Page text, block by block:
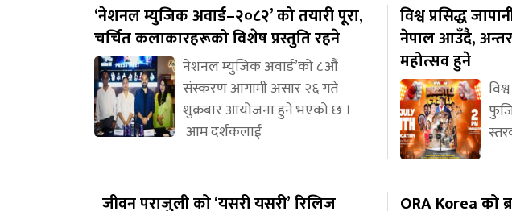
‘नेशनल म्युजिक अवार्ड–२०८२’ को तयारी पूरा,
चर्चित कलाकारहरूको विशेष प्रस्तुति रहने
नेशनल म्युजिक अवार्ड’को ८औं
संस्करण आगामी असार २६ गते
शुक्रबार आयोजना हुने भएको छ ।
आम दर्शकलाई
विश्व प्रसिद्ध
नेपाल आउँदै,
महोत्सव हुने
जीवन पराजुली को ‘यसरी यसरी’ रिलिज ORA Korea को